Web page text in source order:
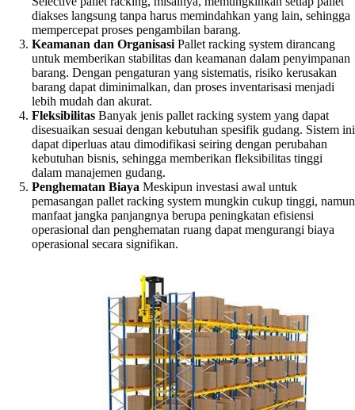
diakses langsung tanpa harus memindahkan yang lain, sehingga
mempercepat proses pengambilan barang.
Keamanan dan Organisasi Pallet racking system dirancang
untuk memberikan stabilitas dan keamanan dalam penyimpanan
barang. Dengan pengaturan yang sistematis, risiko kerusakan
barang dapat diminimalkan, dan proses inventarisasi menjadi
lebih mudah dan akurat.
Fleksibilitas Banyak jenis pallet racking system yang dapat
disesuaikan sesuai dengan kebutuhan spesifik gudang. Sistem ini
dapat diperluas atau dimodifikasi seiring dengan perubahan
kebutuhan bisnis, sehingga memberikan fleksibilitas tinggi
dalam manajemen gudang.
Penghematan Biaya Meskipun investasi awal untuk
pemasangan pallet racking system mungkin cukup tinggi, namun
manfaat jangka panjangnya berupa peningkatan efisiensi
operasional dan penghematan ruang dapat mengurangi biaya
operasional secara signifikan.